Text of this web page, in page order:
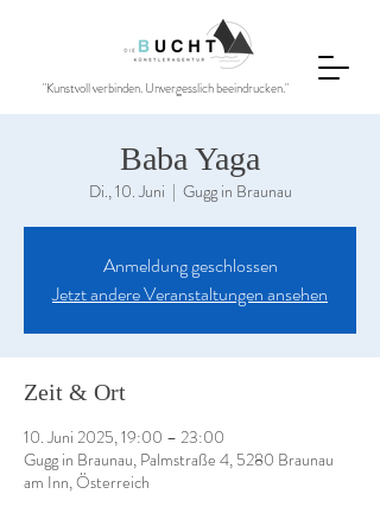
"Kunstvoll verbinden. Unvergesslich beeindrucken."
Baba Yaga
Di., 10. Juni
  |
Gugg in Braunau
Anmeldung geschlossen
Jetzt andere Veranstaltungen ansehen
Zeit & Ort
10. Juni 2025, 19:00 – 23:00
Gugg in Braunau, Palmstraße 4, 5280 Braunau
am Inn, Österreich